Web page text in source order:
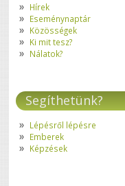
Hírek
Eseménynaptár
Közösségek
Ki mit tesz?
Nálatok?
Segíthetünk?
Lépésről lépésre
Emberek
Képzések